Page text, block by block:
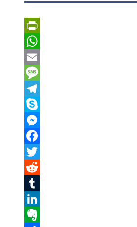
PrintFriendly
WhatsApp
Email
Message
Telegram
Skype
Messenger
Facebook
Twitter
Reddit
Tumblr
LinkedIn